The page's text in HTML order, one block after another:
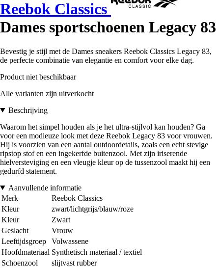
Reebok Classics
Dames sportschoenen Legacy 83
Bevestig je stijl met de Dames sneakers Reebok Classics Legacy 83,
de perfecte combinatie van elegantie en comfort voor elke dag.
Product niet beschikbaar
Alle varianten zijn uitverkocht
Beschrijving
Waarom het simpel houden als je het ultra-stijlvol kan houden? Ga
voor een modieuze look met deze Reebok Legacy 83 voor vrouwen.
Hij is voorzien van een aantal outdoordetails, zoals een echt stevige
ripstop stof en een ingekerfde buitenzool. Met zijn iriserende
hielversteviging en een vleugje kleur op de tussenzool maakt hij een
gedurfd statement.
Aanvullende informatie
Merk
Reebok Classics
Kleur
zwart/lichtgrijs/blauw/roze
Kleur
Zwart
Geslacht
Vrouw
Leeftijdsgroep
Volwassene
Hoofdmateriaal Synthetisch materiaal / textiel
Schoenzool
slijtvast rubber